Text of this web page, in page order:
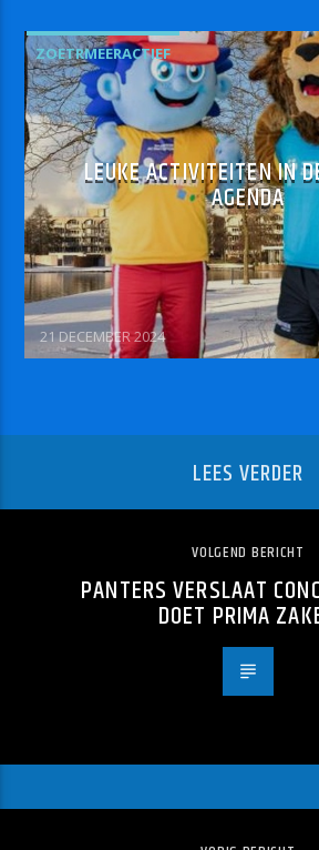
ZOETRMEERACTIEF
LEUKE ACTIVITEITEN IN
AGENDA
21 DECEMBER 2024
LEES VERDER
VOLGEND BERICHT
PANTERS VERSLAAT
DOET PRIMA